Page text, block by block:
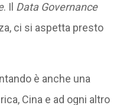
. Il Data Governance
ci si aspetta presto
è anche una
Cina e ad ogni altro